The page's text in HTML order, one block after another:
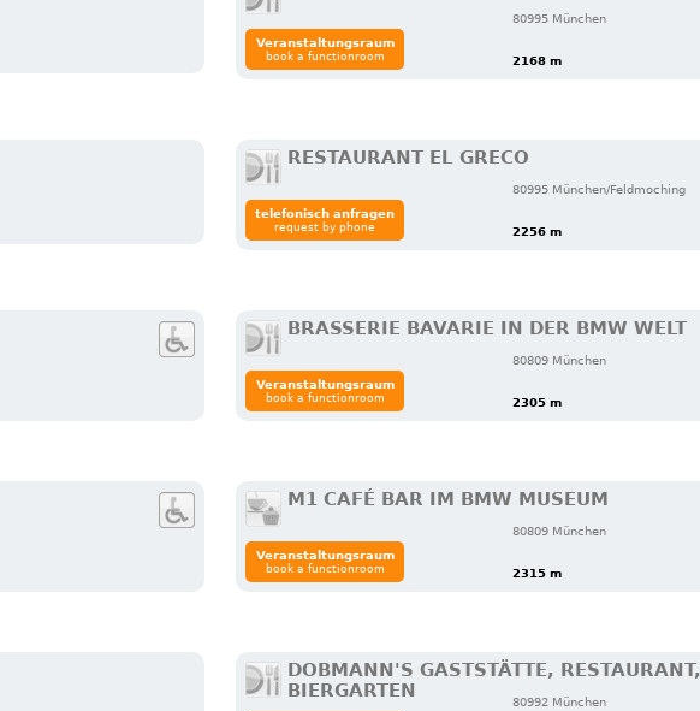
80995 München
2168 m
Veranstaltungsraum
book a functionroom
RESTAURANT EL GRECO
80995 München/Feldmoching
2256 m
telefonisch anfragen
request by phone
BRASSERIE BAVARIE IN DER BMW WELT
80809 München
2305 m
Veranstaltungsraum
book a functionroom
M1 CAFÉ BAR IM BMW MUSEUM
80809 München
2315 m
Veranstaltungsraum
book a functionroom
DOBMANN'S GASTSTÄTTE, RESTAURANT,
BIERGARTEN
80992 München